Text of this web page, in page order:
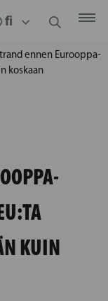
ennen Eurooppa-
koskaan
KUIN